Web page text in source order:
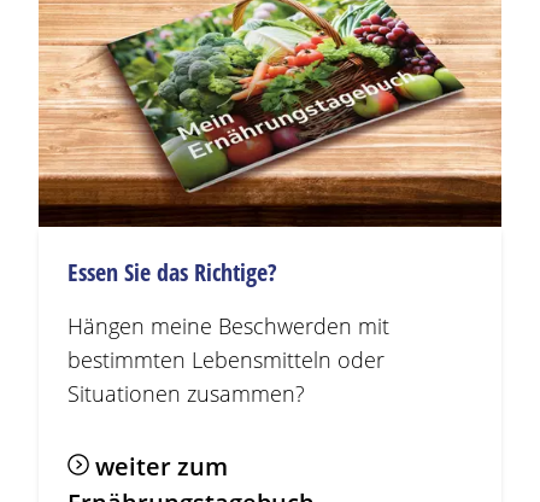
Essen Sie das Richtige?
Hängen meine Beschwerden mit
bestimmten Lebensmitteln oder
Situationen zusammen?
weiter zum